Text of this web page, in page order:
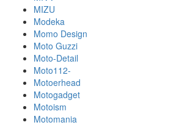
MIZU
Modeka
Momo Design
Moto Guzzi
Moto-Detail
Moto112-
Motoerhead
Motogadget
Motoism
Motomania